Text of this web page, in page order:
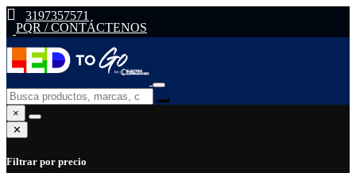
3197357571
PQR / CONTÁCTENOS
×
✕
Filtrar por precio